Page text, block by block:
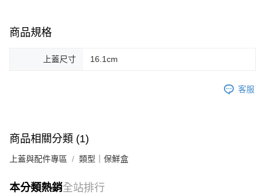
商品規格
上蓋尺寸 16.1cm
客服
商品相關分類 (1)
上蓋與配件專區 類型｜保鮮盒
本分類熱銷全站排行